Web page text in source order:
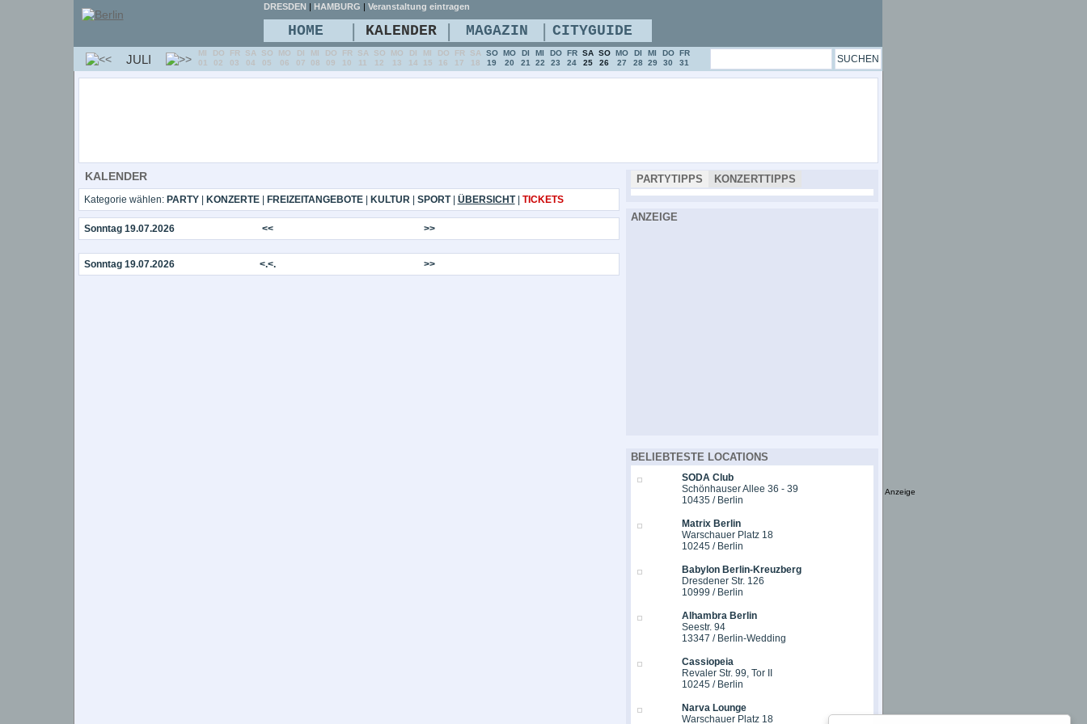
KALENDER
Kategorie wählen: PARTY| KONZERTE| FREIZEITANGEBOTE| KULTUR| SPORT| ÜBERSICHT| TICKETS
Sonntag 19.07.2026 << >>
Sonntag 19.07.2026 <.<. >>
PARTYTIPPS KONZERTTIPPS
ANZEIGE
BELIEBTESTE LOCATIONS
SODA Club
Schönhauser Allee 36 - 39
10435 / Berlin
Matrix Berlin
Warschauer Platz 18
10245 / Berlin
Babylon Berlin-Kreuzberg
Dresdener Str. 126
10999 / Berlin
Alhambra Berlin
Seestr. 94
13347 / Berlin-Wedding
Cassiopeia
Revaler Str. 99, Tor II
10245 / Berlin
Narva Lounge
Warschauer Platz 18
DRESDEN | HAMBURG | Veranstaltung eintragen
HOME | KALENDER | MAGAZIN | CITYGUIDE
JULI
MI
01
DO
02
FR
03
SA
04
SO
05
MO
06
DI
07
MI
08
DO
09
FR
10
SA
11
SO
12
MO
13
DI
14
MI
15
DO
16
FR
17
SA
18
SO
19
MO
20
DI
21
MI
22
DO
23
FR
24
SA
25
SO
26
MO
27
DI
28
MI
29
DO
30
FR
31
Anzeige